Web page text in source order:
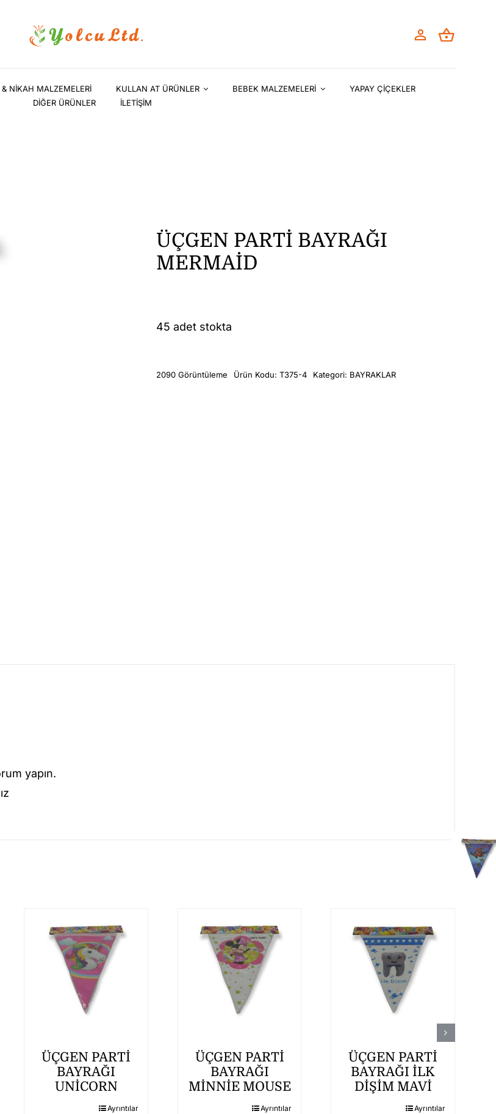
NİKAH MALZEMELERİ KULLAN AT ÜRÜNLER BEBEK MALZEMELERİ
YAPAY ÇİÇEKLER
DİĞER ÜRÜNLER
İLETİŞİM
ÜÇGEN PARTİ BAYRAĞI
MERMAİD
45 adet stokta
2090 Görüntüleme Ürün Kodu: T375-4 Kategori: BAYRAKLAR
yapın.
ÜÇGEN PARTİ
BAYRAĞI
UNİCORN
Ayrıntılar
ÜÇGEN PARTİ
BAYRAĞI
MİNNİE MOUSE
Ayrıntılar
ÜÇGEN PARTİ
BAYRAĞI İLK
DİŞİM MAVİ
Ayrıntılar